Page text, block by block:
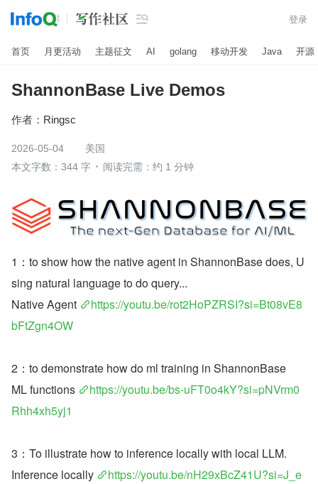
 登录
首页 月更活动 主题征文 AI golang 移动开发 Java 开源
ShannonBase Live Demos
作者： Ringsc
2026-05-04
美国
本文字数：344 字
阅读完需：约 1 分钟
1：to show how the native agent in ShannonBase does, U
sing natural language to do query...
Native Agent
https://youtu.be/rot2HoPZRSI?si=Bt08vE8
bFtZgn4OW
2：to demonstrate how do ml training in ShannonBase
ML functions
https://youtu.be/bs-uFT0o4kY?si=pNVrm0
Rhh4xh5yj1
3：To illustrate how to inference locally with local LLM.
Inference locally
https://youtu.be/nH29xBcZ41U?si=J_e